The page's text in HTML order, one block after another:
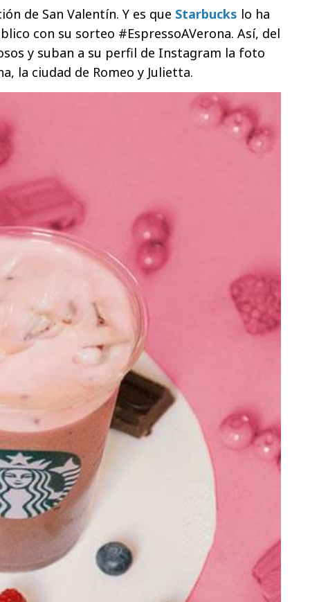
de San Valentín. Y es que Starbucks lo ha
con su sorteo #EspressoAVerona. Así, del
y suban a su perfil de Instagram la foto
la ciudad de Romeo y Julietta.